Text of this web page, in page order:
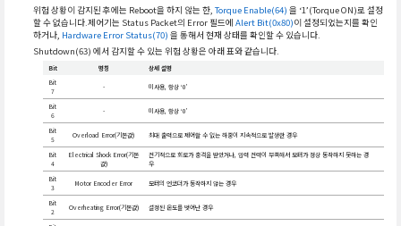
위험 상황이 감지된 후에는 Reboot을 하지 않는 한, Torque Enable(64) 을 ‘1’(Torque ON)로 설정
할 수 없습니다.제어기는 Status Packet의 Error 필드에 Alert Bit(0x80)이 설정되었는지를 확인
하거나, Hardware Error Status(70) 을 통해서 현재 상태를 확인할 수 있습니다.
Shutdown(63) 에서 감지할 수 있는 위험 상황은 아래 표와 같습니다.
Bit 명칭
상세 설명
Bit
7
- 미사용, 항상 ‘0’
Bit
6
- 미사용, 항상 ‘0’
Bit
5
Overload Error(기본값) 최대 출력으로 제어할 수 없는 하중이 지속적으로 발생한 경우
Bit
4
Electrical Shock Error(기본
값)
전기적으로 회로가 충격을 받았거나, 입력 전력이 부족해서 모터가 정상 동작하지 못하는 경
우
Bit
3
Motor Encoder Error 모터의 엔코더가 동작하지 않는 경우
Bit
2
Overheating Error(기본값) 설정된 온도를 벗어난 경우